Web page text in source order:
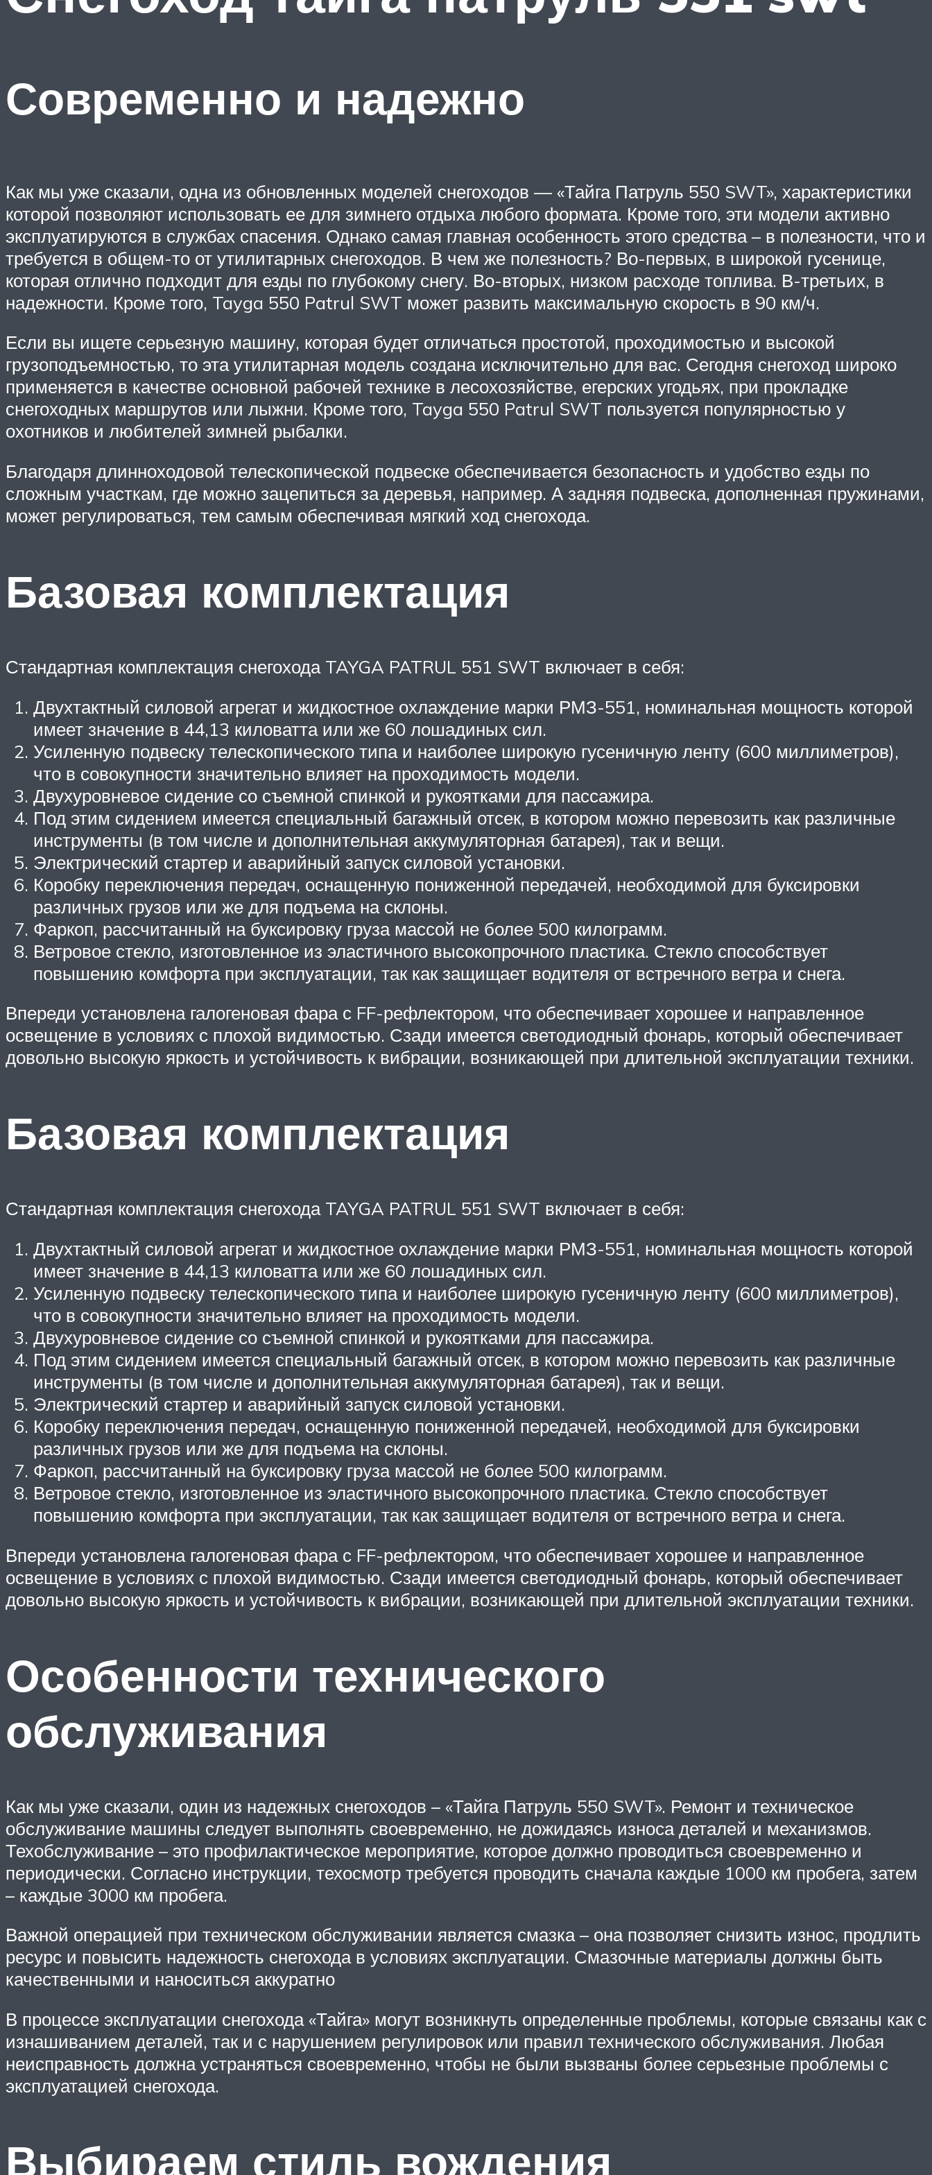
Современно и надежно
Как мы уже сказали, одна из обновленных моделей снегоходов — «Тайга Патруль 550 SWT», характеристики
которой позволяют использовать ее для зимнего отдыха любого формата. Кроме того, эти модели активно
эксплуатируются в службах спасения. Однако самая главная особенность этого средства – в полезности, что и
требуется в общем-то от утилитарных снегоходов. В чем же полезность? Во-первых, в широкой гусенице,
которая отлично подходит для езды по глубокому снегу. Во-вторых, низком расходе топлива. В-третьих, в
надежности. Кроме того, Tayga 550 Patrul SWT может развить максимальную скорость в 90 км/ч.
Если вы ищете серьезную машину, которая будет отличаться простотой, проходимостью и высокой
грузоподъемностью, то эта утилитарная модель создана исключительно для вас. Сегодня снегоход широко
применяется в качестве основной рабочей технике в лесохозяйстве, егерских угодьях, при прокладке
снегоходных маршрутов или лыжни. Кроме того, Tayga 550 Patrul SWT пользуется популярностью у
охотников и любителей зимней рыбалки.
Благодаря длинноходовой телескопической подвеске обеспечивается безопасность и удобство езды по
сложным участкам, где можно зацепиться за деревья, например. А задняя подвеска, дополненная пружинами,
может регулироваться, тем самым обеспечивая мягкий ход снегохода.
Базовая комплектация
Стандартная комплектация снегохода TAYGA PATRUL 551 SWT включает в себя:
Двухтактный силовой агрегат и жидкостное охлаждение марки РМЗ-551, номинальная мощность которой
имеет значение в 44,13 киловатта или же 60 лошадиных сил.
Усиленную подвеску телескопического типа и наиболее широкую гусеничную ленту (600 миллиметров),
что в совокупности значительно влияет на проходимость модели.
Двухуровневое сидение со съемной спинкой и рукоятками для пассажира.
Под этим сидением имеется специальный багажный отсек, в котором можно перевозить как различные
инструменты (в том числе и дополнительная аккумуляторная батарея), так и вещи.
Электрический стартер и аварийный запуск силовой установки.
Коробку переключения передач, оснащенную пониженной передачей, необходимой для буксировки
различных грузов или же для подъема на склоны.
Фаркоп, рассчитанный на буксировку груза массой не более 500 килограмм.
Ветровое стекло, изготовленное из эластичного высокопрочного пластика. Стекло способствует
повышению комфорта при эксплуатации, так как защищает водителя от встречного ветра и снега.
Впереди установлена галогеновая фара с FF-рефлектором, что обеспечивает хорошее и направленное
освещение в условиях с плохой видимостью. Сзади имеется светодиодный фонарь, который обеспечивает
довольно высокую яркость и устойчивость к вибрации, возникающей при длительной эксплуатации техники.
Базовая комплектация
Стандартная комплектация снегохода TAYGA PATRUL 551 SWT включает в себя:
Двухтактный силовой агрегат и жидкостное охлаждение марки РМЗ-551, номинальная мощность которой
имеет значение в 44,13 киловатта или же 60 лошадиных сил.
Усиленную подвеску телескопического типа и наиболее широкую гусеничную ленту (600 миллиметров),
что в совокупности значительно влияет на проходимость модели.
Двухуровневое сидение со съемной спинкой и рукоятками для пассажира.
Под этим сидением имеется специальный багажный отсек, в котором можно перевозить как различные
инструменты (в том числе и дополнительная аккумуляторная батарея), так и вещи.
Электрический стартер и аварийный запуск силовой установки.
Коробку переключения передач, оснащенную пониженной передачей, необходимой для буксировки
различных грузов или же для подъема на склоны.
Фаркоп, рассчитанный на буксировку груза массой не более 500 килограмм.
Ветровое стекло, изготовленное из эластичного высокопрочного пластика. Стекло способствует
повышению комфорта при эксплуатации, так как защищает водителя от встречного ветра и снега.
Впереди установлена галогеновая фара с FF-рефлектором, что обеспечивает хорошее и направленное
освещение в условиях с плохой видимостью. Сзади имеется светодиодный фонарь, который обеспечивает
довольно высокую яркость и устойчивость к вибрации, возникающей при длительной эксплуатации техники.
Особенности технического
обслуживания
Как мы уже сказали, один из надежных снегоходов – «Тайга Патруль 550 SWT». Ремонт и техническое
обслуживание машины следует выполнять своевременно, не дожидаясь износа деталей и механизмов.
Техобслуживание – это профилактическое мероприятие, которое должно проводиться своевременно и
периодически. Согласно инструкции, техосмотр требуется проводить сначала каждые 1000 км пробега, затем
– каждые 3000 км пробега.
Важной операцией при техническом обслуживании является смазка – она позволяет снизить износ, продлить
ресурс и повысить надежность снегохода в условиях эксплуатации. Смазочные материалы должны быть
качественными и наноситься аккуратно
В процессе эксплуатации снегохода «Тайга» могут возникнуть определенные проблемы, которые связаны как с
изнашиванием деталей, так и с нарушением регулировок или правил технического обслуживания. Любая
неисправность должна устраняться своевременно, чтобы не были вызваны более серьезные проблемы с
эксплуатацией снегохода.
Выбираем стиль вождения